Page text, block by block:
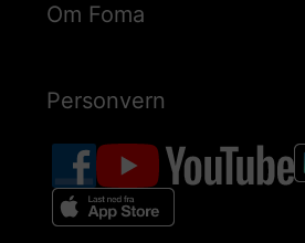
Om Foma
Personvern